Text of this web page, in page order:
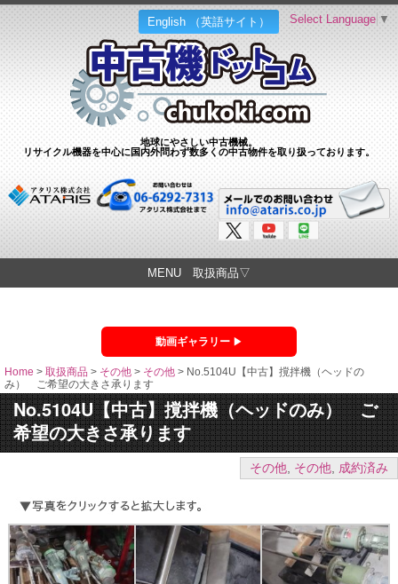
English （英語サイト）
地球にやさしい中古機械。
リサイクル機器を中心に国内外問わず数多くの中古物件を取り扱っております。
Select Language ▼
MENU 取扱商品▽
動画ギャラリー
Home > 取扱商品 > その他 > その他 > No.5104U【中古】撹拌機（ヘッドの
み） ご希望の大きさ承ります
No.5104U【中古】撹拌機（ヘッドのみ） ご
希望の大きさ承ります
その他, その他, 成約済み